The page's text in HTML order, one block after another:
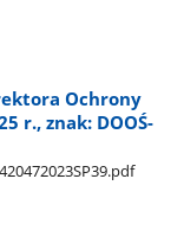
Ochrony
r., znak: DOOŚ-